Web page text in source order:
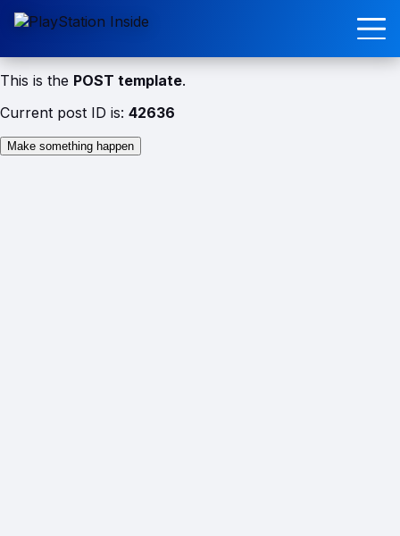
This is the POST template.
Current post ID is: 42636
Make something happen